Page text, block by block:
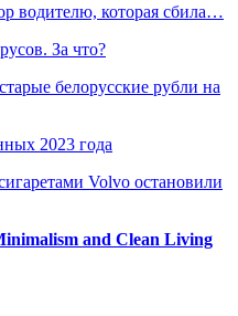
водителю, которая сбила…
За что?
белорусские рубли на
2023 года
Volvo остановили
and Clean Living